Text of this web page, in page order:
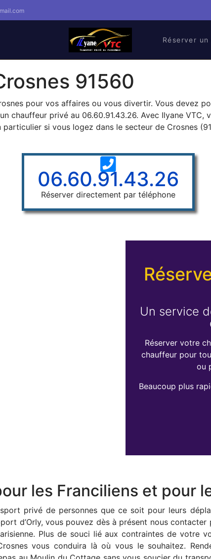
Réserver
91560
pour vos affaires ou vous divertir. Vous devez
chauffeur privé au 06.60.91.43.26. Avec Ilyane VTC,
si vous logez dans le secteur de Crosnes
06.60.91.43.26
Réserver directement par téléphone
Un service
Réserver votre
chauffeur pour
ou
Beaucoup plus
les Franciliens et pour
privé de personnes que ce soit pour leurs
d’Orly, vous pouvez dès à présent nous
Plus de souci lié aux contraintes de votre
vous conduira là où vous le souhaitez.